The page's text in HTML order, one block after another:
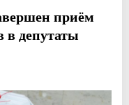
приём
в депутаты